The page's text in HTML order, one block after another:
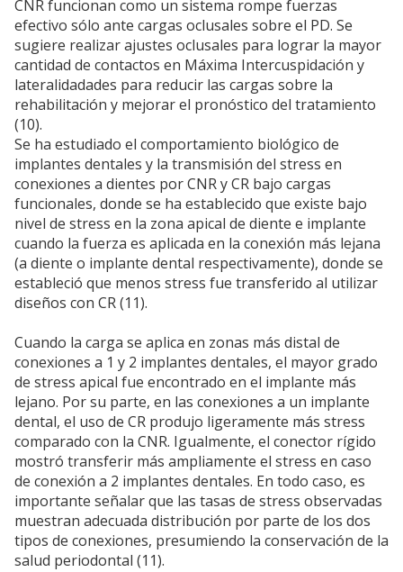
CNR funcionan como un sistema rompe fuerzas
efectivo sólo ante cargas oclusales sobre el PD. Se
sugiere realizar ajustes oclusales para lograr la mayor
cantidad de contactos en Máxima Intercuspidación y
lateralidadades para reducir las cargas sobre la
rehabilitación y mejorar el pronóstico del tratamiento
(10).
Se ha estudiado el comportamiento biológico de
implantes dentales y la transmisión del stress en
conexiones a dientes por CNR y CR bajo cargas
funcionales, donde se ha establecido que existe bajo
nivel de stress en la zona apical de diente e implante
cuando la fuerza es aplicada en la conexión más lejana
(a diente o implante dental respectivamente), donde se
estableció que menos stress fue transferido al utilizar
diseños con CR (11).
Cuando la carga se aplica en zonas más distal de
conexiones a 1 y 2 implantes dentales, el mayor grado
de stress apical fue encontrado en el implante más
lejano. Por su parte, en las conexiones a un implante
dental, el uso de CR produjo ligeramente más stress
comparado con la CNR. Igualmente, el conector rígido
mostró transferir más ampliamente el stress en caso
de conexión a 2 implantes dentales. En todo caso, es
importante señalar que las tasas de stress observadas
muestran adecuada distribución por parte de los dos
tipos de conexiones, presumiendo la conservación de la
salud periodontal (11).